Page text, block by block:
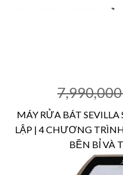
MÁY RỬA BÁT
LẬP | 4 CHƯƠNG
BỀN BỈ VÀ